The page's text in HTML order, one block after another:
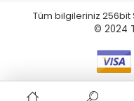
Tüm bilgileriniz 256bit
© 2024